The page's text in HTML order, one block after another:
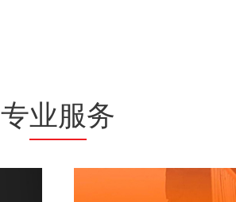
专业服务